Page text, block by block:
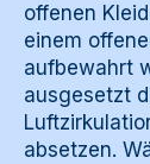
offenen
einem
aufbewahrt
ausgesetzt
absetzen.